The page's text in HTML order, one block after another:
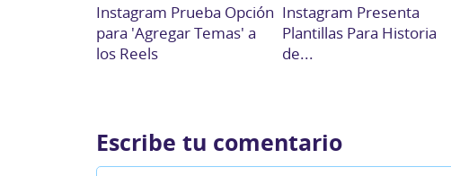
Instagram Prueba Opción
para 'Agregar Temas' a
los Reels
Instagram Presenta
Plantillas Para Historia
de...
Escribe tu comentario